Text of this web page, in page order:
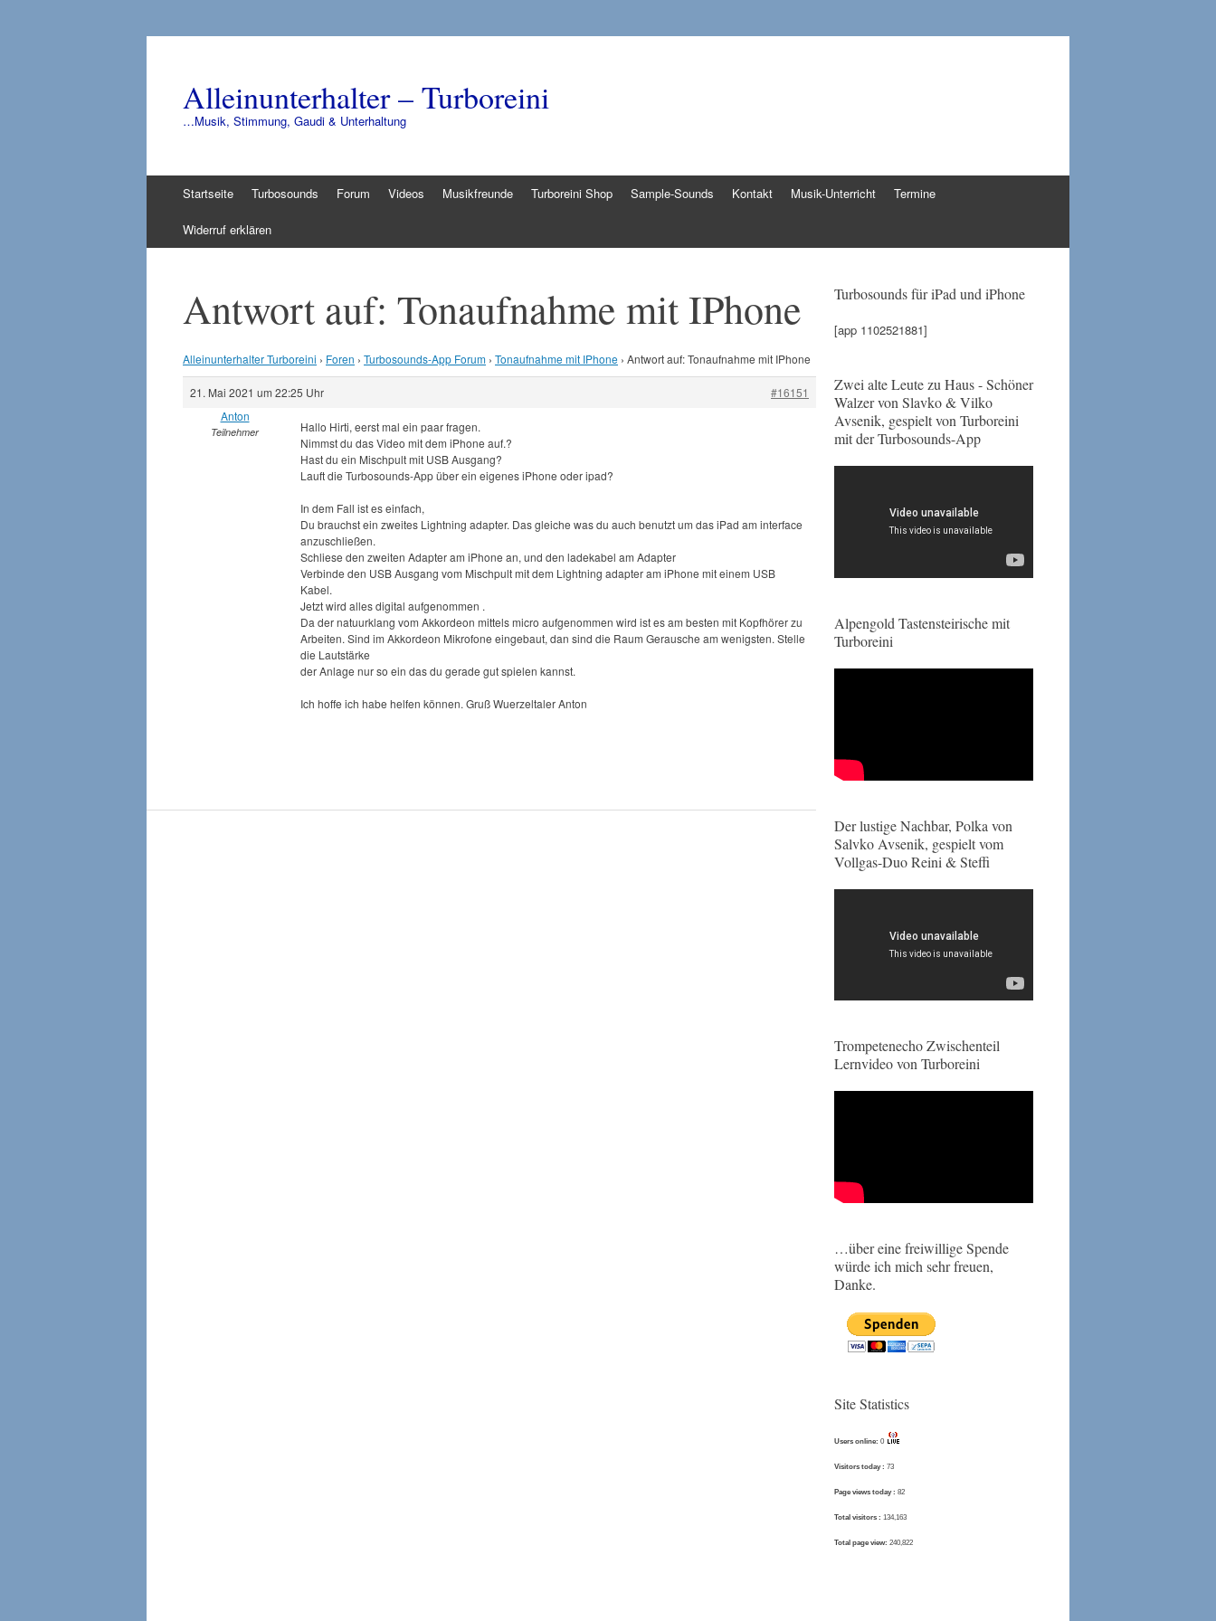
Alleinunterhalter – Turboreini
…Musik, Stimmung, Gaudi & Unterhaltung
springen
Startseite Turbosounds Forum Videos Musikfreunde Turboreini Shop Sample-Sounds Kontakt Musik-Unterricht Termine
Widerruf erklären
Antwort auf: Tonaufnahme mit IPhone
Alleinunterhalter Turboreini › Foren › Turbosounds-App Forum › Tonaufnahme mit IPhone › Antwort auf: Tonaufnahme mit IPhone
21. Mai 2021 um 22:25 Uhr
#16151
Anton
Teilnehmer
Hallo Hirti, eerst mal ein paar fragen.
Nimmst du das Video mit dem iPhone auf.?
Hast du ein Mischpult mit USB Ausgang?
Lauft die Turbosounds-App über ein eigenes iPhone oder ipad?
In dem Fall ist es einfach,
Du brauchst ein zweites Lightning adapter. Das gleiche was du auch benutzt um das iPad am interface
anzuschließen.
Schliese den zweiten Adapter am iPhone an, und den ladekabel am Adapter
Verbinde den USB Ausgang vom Mischpult mit dem Lightning adapter am iPhone mit einem USB
Kabel.
Jetzt wird alles digital aufgenommen .
Da der natuurklang vom Akkordeon mittels micro aufgenommen wird ist es am besten mit Kopfhörer zu
Arbeiten. Sind im Akkordeon Mikrofone eingebaut, dan sind die Raum Gerausche am wenigsten. Stelle
die Lautstärke
der Anlage nur so ein das du gerade gut spielen kannst.
Ich hoffe ich habe helfen können. Gruß Wuerzeltaler Anton
Turbosounds für iPad und iPhone
[app 1102521881]
Zwei alte Leute zu Haus - Schöner
Walzer von Slavko & Vilko
Avsenik, gespielt von Turboreini
mit der Turbosounds-App
Alpengold Tastensteirische mit
Turboreini
Der lustige Nachbar, Polka von
Salvko Avsenik, gespielt vom
Vollgas-Duo Reini & Steffi
Trompetenecho Zwischenteil
Lernvideo von Turboreini
…über eine freiwillige Spende
würde ich mich sehr freuen,
Danke.
Site Statistics
Users online: 0
Visitors today : 73
Page views today : 82
Total visitors : 134,163
Total page view: 240,822